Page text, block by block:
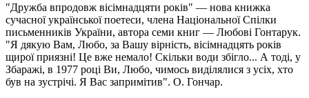
"Дружба впродовж вісімнадцяти років" — нова книжка
сучасної української поетеси, члена Національної Спілки
письменників України, автора семи книг — Любові Гонтарук.
"Я дякую Вам, Любо, за Вашу вірність, вісімнадцять років
щирої приязні! Це вже немало! Скільки води збігло... А тоді, у
Збаражі, в 1977 році Ви, Любо, чимось виділялися з усіх, хто
був на зустрічі. Я Вас запримітив". О. Гончар.